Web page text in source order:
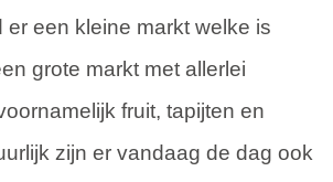
er een kleine markt welke is
grote markt met allerlei
fruit, tapijten en
zijn er vandaag de dag ook